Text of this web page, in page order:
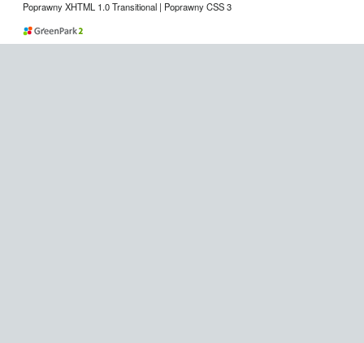
Poprawny XHTML 1.0 Transitional | Poprawny CSS 3